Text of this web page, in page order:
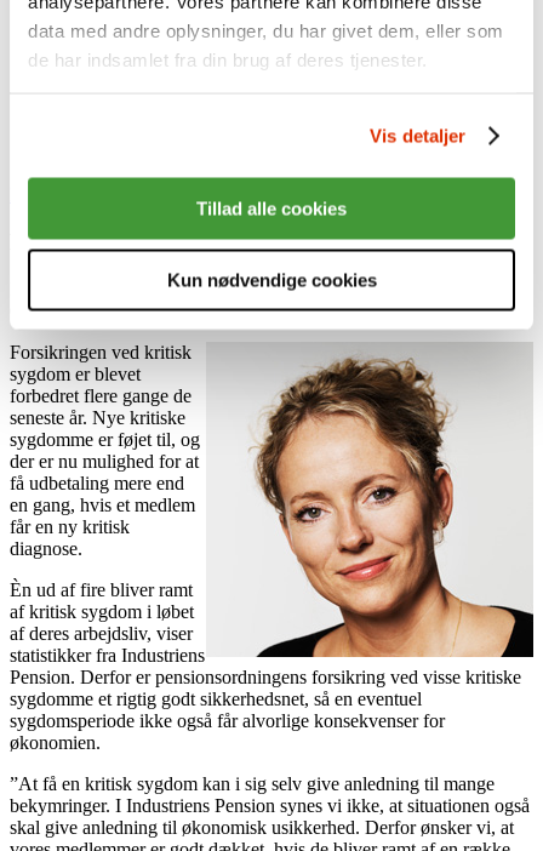
data med andre oplysninger, du har givet dem, eller som
de har indsamlet fra din brug af deres tjenester.
Vis detaljer
Tillad alle cookies
Kun nødvendige cookies
Ansvarlige investeringer
Afkast
Aktiver
Bliv syg uden at økonomien segner
Nye forbedringer af forsikringen ved visse kritiske sygdomme
02.02.16
Forsikringen ved kritisk
sygdom er blevet
forbedret flere gange de
seneste år. Nye kritiske
sygdomme er føjet til, og
der er nu mulighed for at
få udbetaling mere end
en gang, hvis et medlem
får en ny kritisk
diagnose.
Èn ud af fire bliver ramt
af kritisk sygdom i løbet
af deres arbejdsliv, viser
statistikker fra Industriens
Pension. Derfor er pensionsordningens forsikring ved visse kritiske
sygdomme et rigtig godt sikkerhedsnet, så en eventuel
sygdomsperiode ikke også får alvorlige konsekvenser for
økonomien.
”At få en kritisk sygdom kan i sig selv give anledning til mange
bekymringer. I Industriens Pension synes vi ikke, at situationen også
skal give anledning til økonomisk usikkerhed. Derfor ønsker vi, at